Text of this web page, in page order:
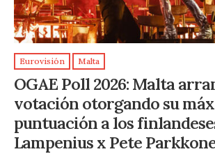
Eurovisión Malta
OGAE Poll 2026: Malta
votación otorgando su
puntuación a los
Lampenius x Pete